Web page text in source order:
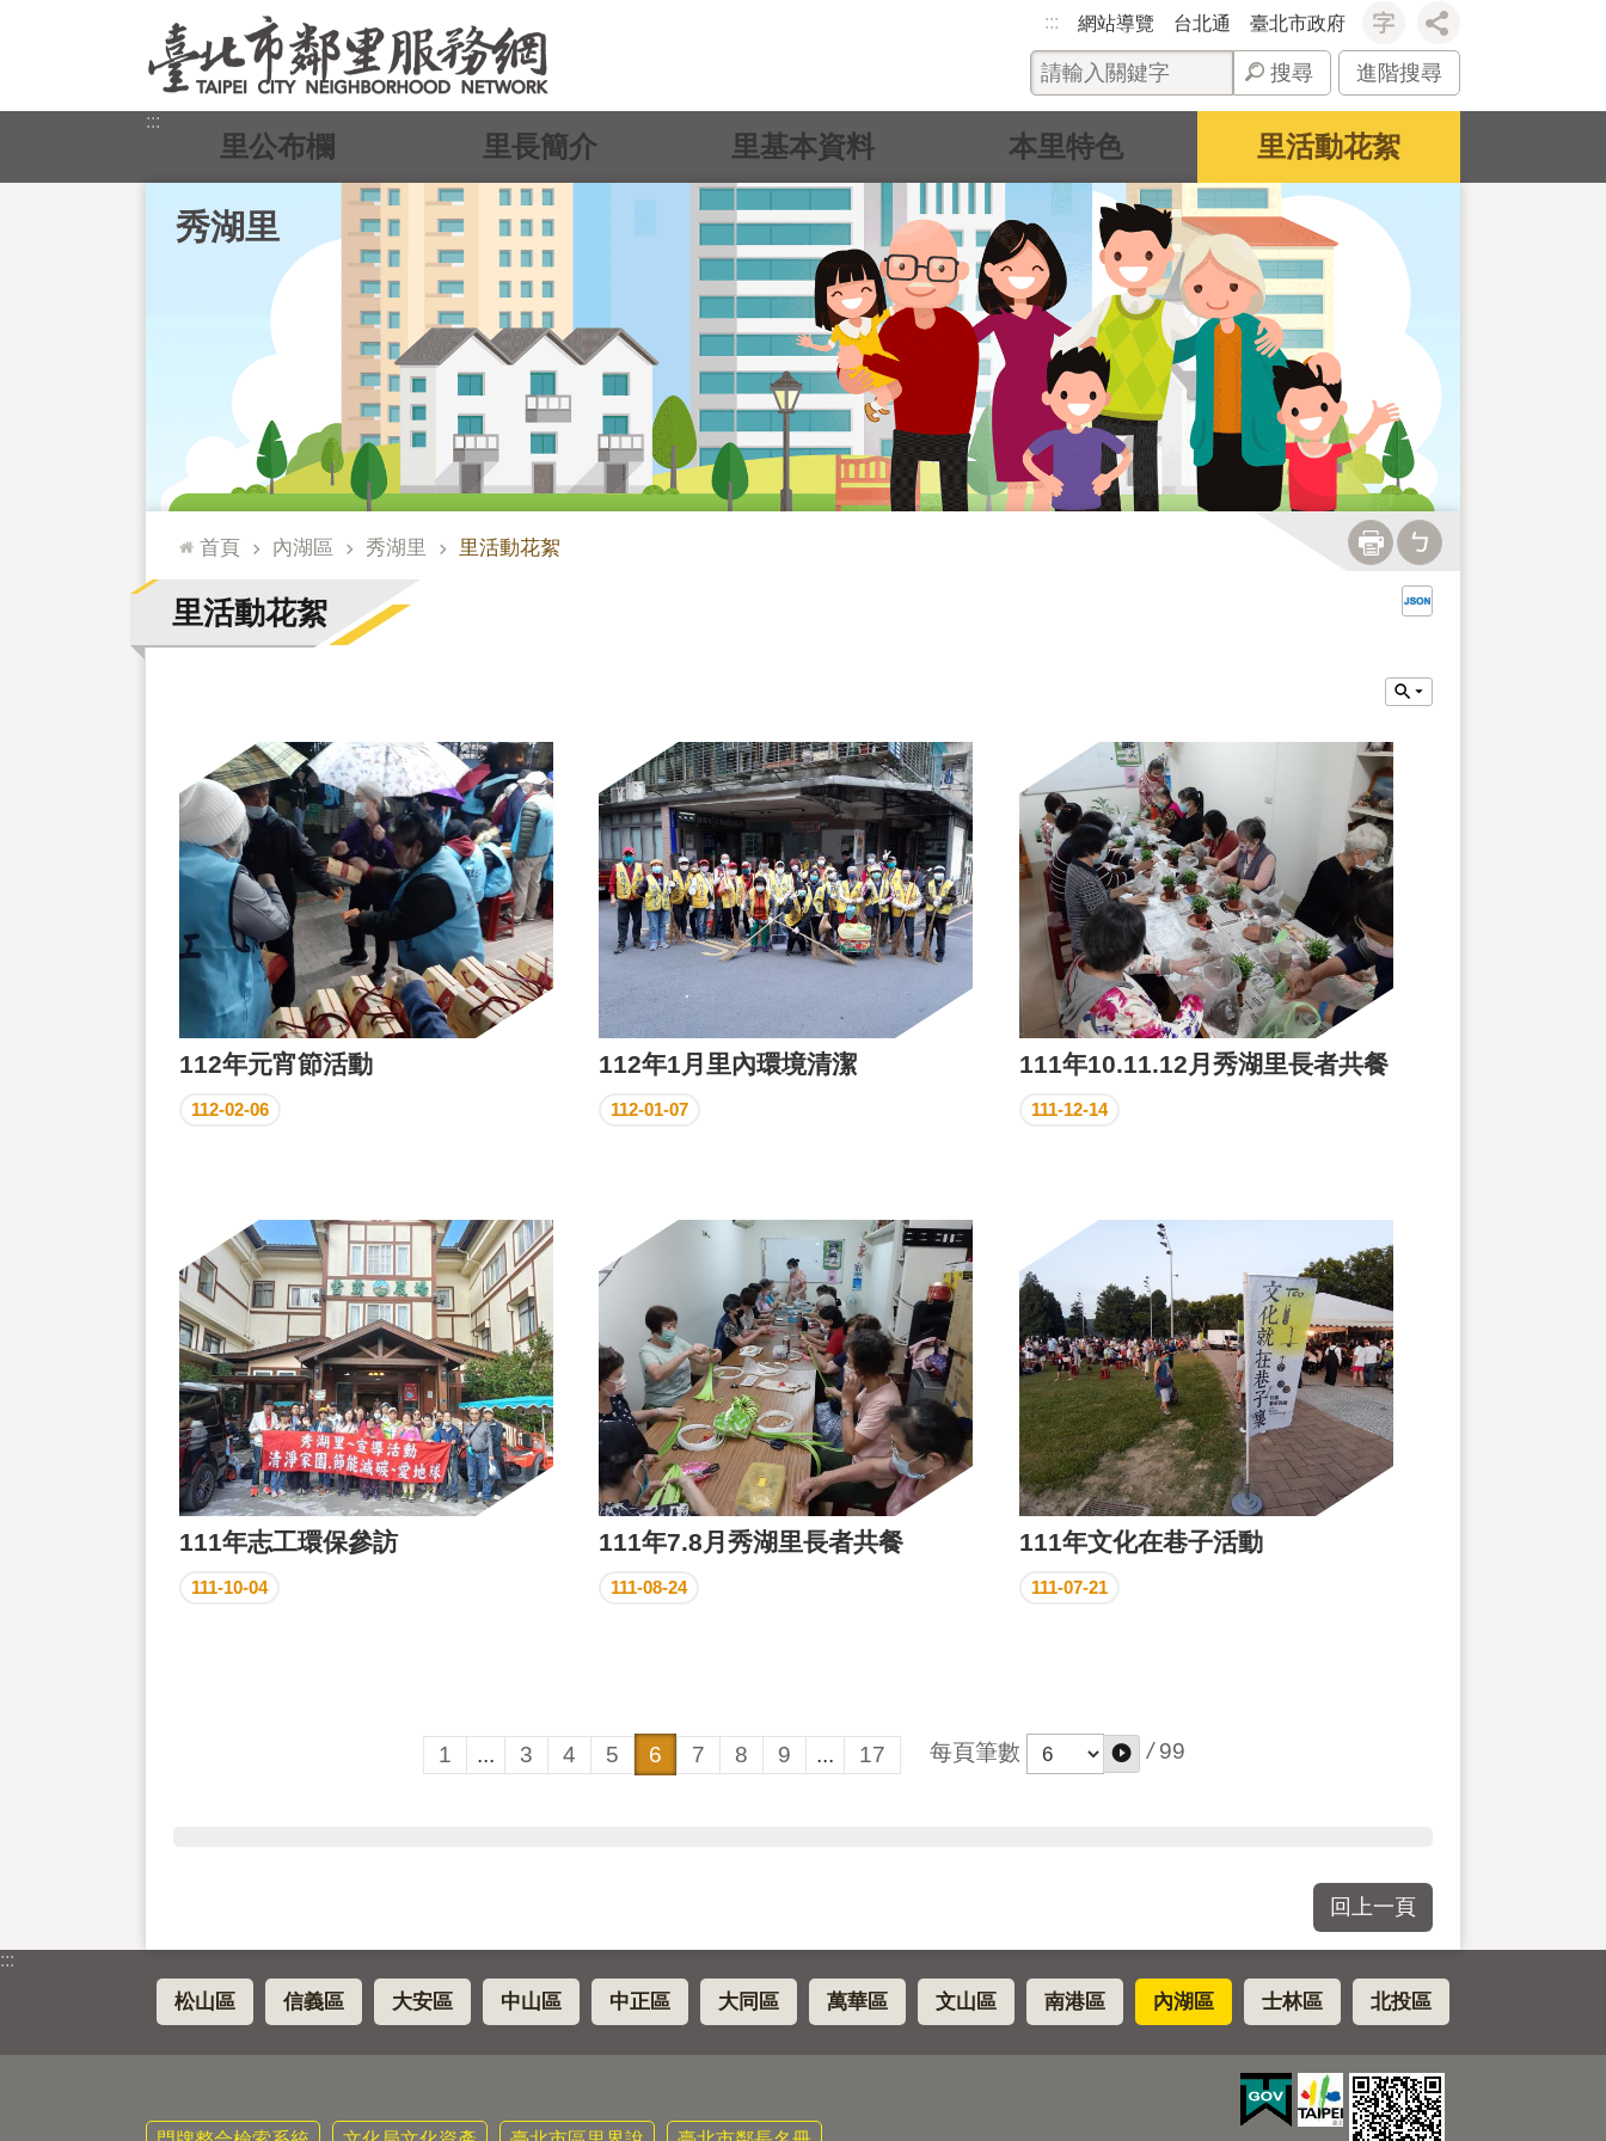
::: 網站導覽 台北通 臺北市政府
搜尋 進階搜尋
:::
秀湖里
里公布欄 里長簡介 里基本資料 本里特色 里活動花絮
::: 首頁 內湖區 秀湖里 里活動花絮
里活動花絮
112年元宵節活動
112-02-06
112年1月里內環境清潔
112-01-07
111年10.11.12月秀湖里長者共餐
111-12-14
111年志工環保參訪
111-10-04
111年7.8月秀湖里長者共餐
111-08-24
111年文化在巷子活動
111-07-21
1 ... 3 4 5 6 7 8 9 ... 17 每頁筆數 / 99
回上一頁
:::
松山區 信義區 大安區 中山區 中正區 大同區 萬華區 文山區 南港區 內湖區 士林區 北投區